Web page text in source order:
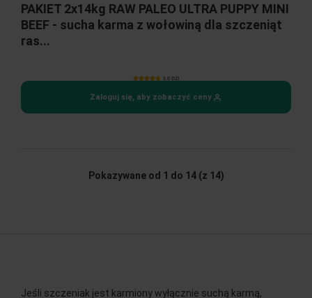
PAKIET 2x14kg RAW PALEO ULTRA PUPPY MINI
BEEF - sucha karma z wołowiną dla szczeniąt
ras...
5.0 (12)
Zaloguj się, aby zobaczyć ceny
Pokazywane od 1 do 14 (z 14)
Jeśli szczeniak jest karmiony wyłącznie suchą karmą,